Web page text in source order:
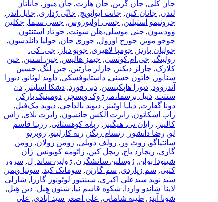
جان کلی, جان گرین, جان هارت, جان هیوز , جاناتان
لندن, جانان کین, جانت ایوانویچ, جانّی رُداری, جایل اندر ,
جرونیمو استیلتن, جسی اولیوروس, جسی سیما, جکلین
وودسون, جنی موسلی،هلن سونت, جو تاد استنتون,
جوجو مویز , جورج اورول, جوری جان, جولیا دانلدسون,
جولیان بارنز , جومپا لاهیری, جونو دیاز , جی. کی.
رولینگ, جی.ام.کوتسی, جیمز هالیس, جین آستین, جین
کلارک, چارلز دیکنز , چارلز مارتین, چین لنگ, حسین
سناپور , خاتون حسنی, داستایوفسکی, داوید لوثانو, دبورا
آندروود, دبورا هاپکینسن, دبی فورد, دشکا اسلیتر , دن
سنتت, دنیل برسما،مارژوک ویسچر , دومینیک بارکر ,
دونا گفارت, دیلیا اوئینز , دیوید بالداچی, دیوید مک‌فیل,
راب اسکاتون, رابرت الکس جانسون, رابرت بلای, راس
کالینز , رایان تی. هیگینز , ربابه کوهستانی, رزیتا قاسم
لو, رضا دانشور , رنسام ریگز , رنه کارلینو, روبرتو
سانتیاگو, روث ور , رولف دوبلی, رومن رولان, رومن
گاری, ریچارد باخ, ریچل کین, ژائومه کوپونس, ژان
شینودا بولن, ژوسلین سانشگرن, ژولین ساندرل, سرور
کتبی, سم زپاردی, سم گارتن, سوماتک کید, سونیا ویمر ,
سید نوید سیدعلی اکبری, سینتیور لوئونور گارزا , شارلی
لاپنا, شاندو واردا , شکوه قاسم نیا, شنون هِیل، دین هِیل,
شونا آینز , طیبه شامانی, علی اصغر سید آبادی, علی